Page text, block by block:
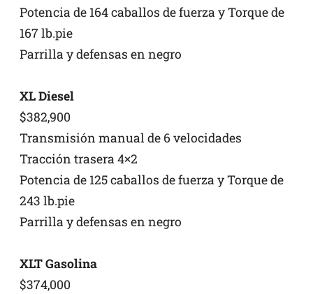
Potencia de 164 caballos de fuerza y Torque de
167 lb.pie
Parrilla y defensas en negro
XL Diesel
$382,900
Transmisión manual de 6 velocidades
Tracción trasera 4×2
Potencia de 125 caballos de fuerza y Torque de
243 lb.pie
Parrilla y defensas en negro
XLT Gasolina
$374,000